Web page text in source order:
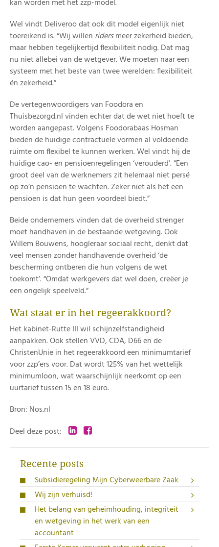
kan worden met het zzp-model.
Wel vindt Deliveroo dat ook dit model eigenlijk niet
toereikend is. “Wij willen ridersmeer zekerheid bieden,
maar hebben tegelijkertijd flexibiliteit nodig. Dat mag
nu niet allebei van de wetgever. We moeten naar een
systeem met het beste van twee werelden: flexibiliteit
én zekerheid.”
De vertegenwoordigers van Foodora en
Thuisbezorgd.nl vinden echter dat de wet niet hoeft te
worden aangepast. Volgens Foodorabaas Hosman
bieden de huidige contractuele vormen al voldoende
ruimte om flexibel te kunnen werken. Wel vindt hij de
huidige cao- en pensioenregelingen ‘verouderd’. “Een
groot deel van de werknemers zit helemaal niet persé
op zo’n pensioen te wachten. Zeker niet als het een
pensioen is dat hun geen voordeel biedt.”
Beide ondernemers vinden dat de overheid strenger
moet handhaven in de bestaande wetgeving. Ook
Willem Bouwens, hoogleraar sociaal recht, denkt dat
veel mensen zonder handhavende overheid ‘de
bescherming ontberen die hun volgens de wet
toekomt’. “Omdat werkgevers dat wel doen, creëer je
een ongelijk speelveld.”
Wat staat er in het regeerakkoord?
Het kabinet-Rutte III wil schijnzelfstandigheid
aanpakken. Ook stellen VVD, CDA, D66 en de
ChristenUnie in het regeerakkoord een minimumtarief
voor zzp’ers voor. Dat wordt 125% van het wettelijk
minimumloon, wat waarschijnlijk neerkomt op een
uurtarief tussen 15 en 18 euro.
Bron: Nos.nl
Deel deze post:
Recente posts
Subsidieregeling Mijn Cyberweerbare Zaak
Wij zijn verhuisd!
Het belang van geheimhouding, integriteit
en wetgeving in het werk van een
accountant